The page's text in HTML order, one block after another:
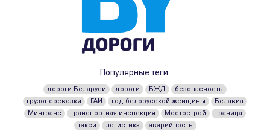
Популярные теги:
дороги Беларуси дороги БЖД
безопасность
грузоперевозки
ГАИ год белорусской женщины
Белавиа
Минтранс
транспортная инспекция Мостострой
граница
такси
логистика аварийность